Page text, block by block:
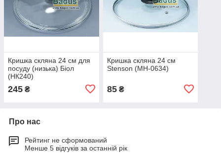
Кришка скляна 24 см для
посуду (низька) Біол
(НК240)
245 ₴
Кришка скляна 24 см
Stenson (MH-0634)
85₴
Про нас
Рейтинг не сформований
Менше 5 відгуків за останній рік